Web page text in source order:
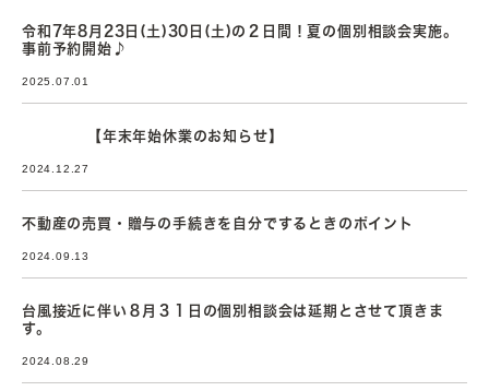
令和7年8月23日(土)30日(土)の２日間！夏の個別相談会実施。
事前予約開始♪
2025.07.01
【年末年始休業のお知らせ】
2024.12.27
不動産の売買・贈与の手続きを自分でするときのポイント
2024.09.13
台風接近に伴い８月３１日の個別相談会は延期とさせて頂きま
す。
2024.08.29